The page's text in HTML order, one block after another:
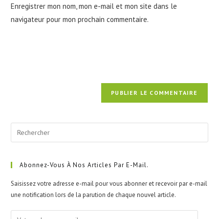
site
(facultatif)
Enregistrer mon nom, mon e-mail et mon site dans le
navigateur pour mon prochain commentaire.
Abonnez-Vous À Nos Articles Par E-Mail.
Saisissez votre adresse e-mail pour vous abonner et recevoir par e-mail
une notification lors de la parution de chaque nouvel article.
Votre